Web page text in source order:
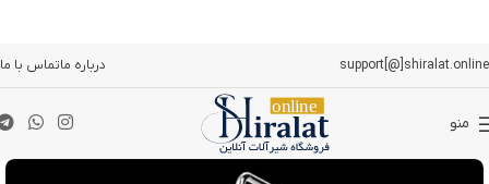
support[@]shiralat.online درباره ماتماس با ما
منو